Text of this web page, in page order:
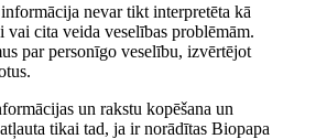
nevar tikt interpretēta kā
vai cita veida veselības problēmām.
par personīgo veselību, izvērtējot
un rakstu kopēšana un
tikai tad, ja ir norādītas Biopapa